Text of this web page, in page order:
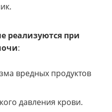
реализуются при
:
вредных продуктов
давления крови.